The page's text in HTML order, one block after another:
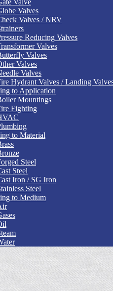
Valve
Valves
Valves / NRV
Reducing Valves
Valves
Valves
Valves
Valves
Hydrant Valves / Landing
to Application
Mountings
Fighting
to Material
Steel
Steel
Iron / SG Iron
Steel
to Medium